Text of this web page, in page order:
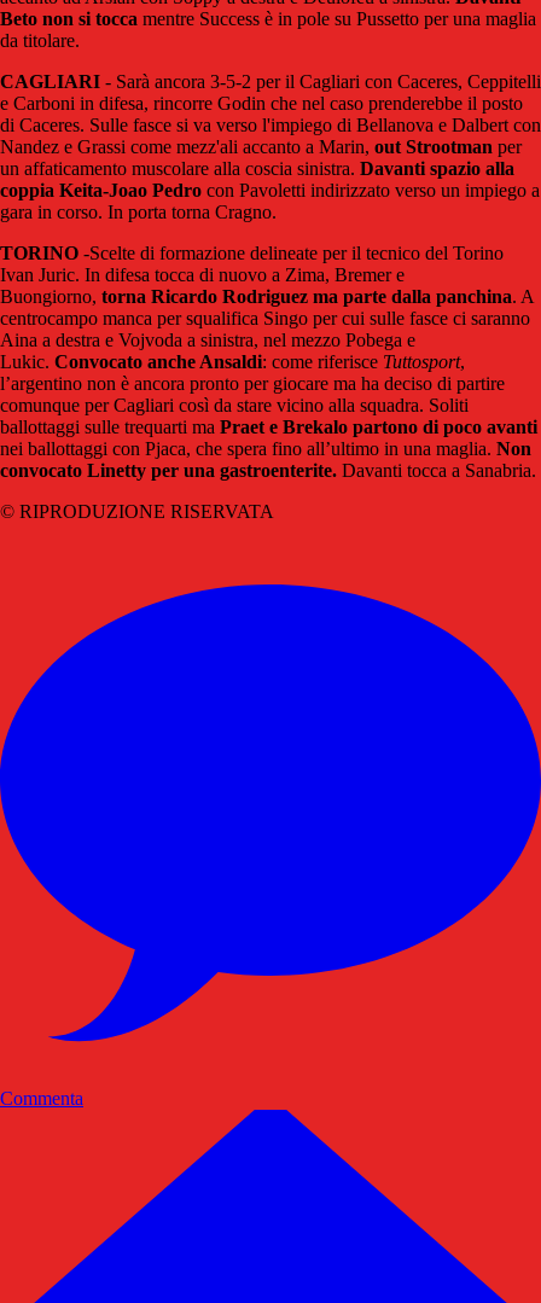
Beto non si tocca mentre Success è in pole su Pussetto per una maglia
da titolare.
CAGLIARI - Sarà ancora 3-5-2 per il Cagliari con Caceres, Ceppitelli
e Carboni in difesa, rincorre Godin che nel caso prenderebbe il posto
di Caceres. Sulle fasce si va verso l'impiego di Bellanova e Dalbert con
Nandez e Grassi come mezz'ali accanto a Marin, out Strootman per
un affaticamento muscolare alla coscia sinistra. Davanti spazio alla
coppia Keita-Joao Pedro con Pavoletti indirizzato verso un impiego a
gara in corso. In porta torna Cragno.
TORINO -Scelte di formazione delineate per il tecnico del Torino
Ivan Juric. In difesa tocca di nuovo a Zima, Bremer e
Buongiorno, torna Ricardo Rodriguez ma parte dalla panchina. A
centrocampo manca per squalifica Singo per cui sulle fasce ci saranno
Aina a destra e Vojvoda a sinistra, nel mezzo Pobega e
Lukic. Convocato anche Ansaldi: come riferisce Tuttosport,
l’argentino non è ancora pronto per giocare ma ha deciso di partire
comunque per Cagliari così da stare vicino alla squadra. Soliti
ballottaggi sulle trequarti ma Praet e Brekalo partono di poco avanti
nei ballottaggi con Pjaca, che spera fino all’ultimo in una maglia. Non
convocato Linetty per una gastroenterite. Davanti tocca a Sanabria.
© RIPRODUZIONE RISERVATA
Commenta